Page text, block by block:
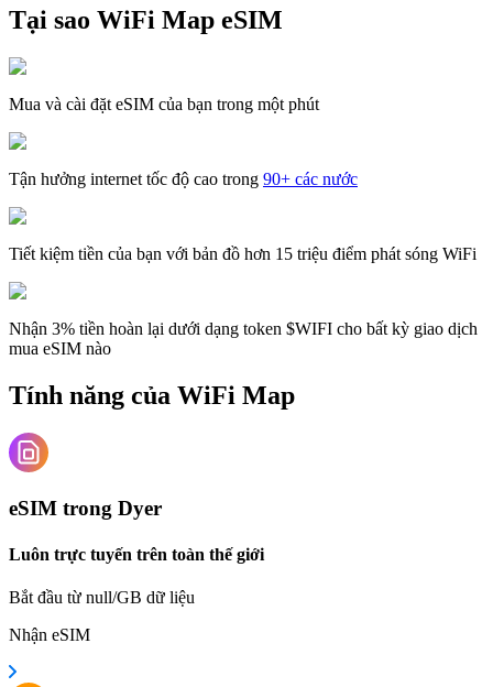
Tại sao WiFi Map eSIM
Mua và cài đặt eSIM của bạn trong một phút
Tận hưởng internet tốc độ cao trong 90+ các nước
Tiết kiệm tiền của bạn với bản đồ hơn 15 triệu điểm phát sóng WiFi
Nhận 3% tiền hoàn lại dưới dạng token $WIFI cho bất kỳ giao dịch
mua eSIM nào
Tính năng của WiFi Map
eSIM trong Dyer
Luôn trực tuyến trên toàn thế giới
Bắt đầu từ null/GB dữ liệu
Nhận eSIM